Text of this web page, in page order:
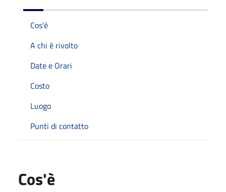
Cos'è
A chi è rivolto
Date e Orari
Costo
Luogo
Punti di contatto
Cos'è